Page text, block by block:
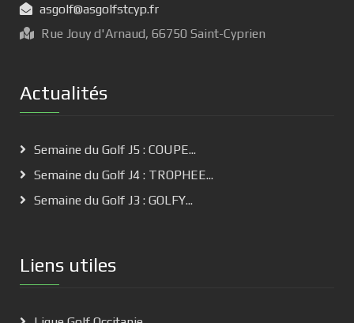
asgolf@asgolfstcyp.fr
Rue Jouy d'Arnaud, 66750 Saint-Cyprien
Actualités
Semaine du Golf J5 : COUPE...
Semaine du Golf J4 : TROPHEE...
Semaine du Golf J3 : GOLFY...
Liens utiles